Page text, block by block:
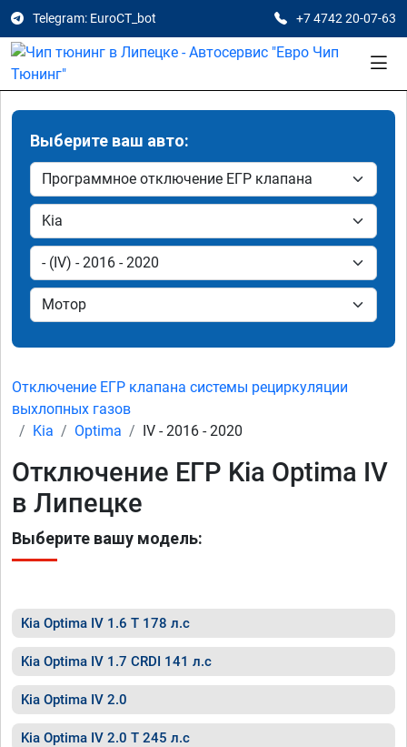
Telegram: EuroCT_bot +7 4742 20-07-63
Выберите ваш авто:
Отключение ЕГР клапана системы рециркуляции
выхлопных газов
Kia
Optima IV - 2016 - 2020
Отключение ЕГР Kia Optima IV
в Липецке
Выберите вашу модель:
Kia Optima IV 1.6 T 178 л.с
Kia Optima IV 1.7 CRDI 141 л.с
Kia Optima IV 2.0
Kia Optima IV 2.0 T 245 л.с